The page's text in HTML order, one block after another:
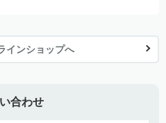
インショップへ
合わせ